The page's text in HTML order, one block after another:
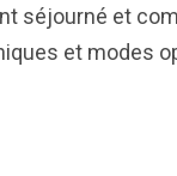
séjourné et
et modes